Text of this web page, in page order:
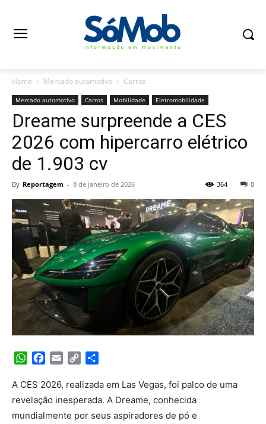
Home Mercado automotivo Carros
Mercado automotivo Carros Mobilidade Eletromobilidade
Dreame surpreende a CES
2026 com hipercarro elétrico
de 1.903 cv
By Reportagem - 8 de janeiro de 2026 0
364
WhatsApp
Facebook
Email Copy
A CES 2026, realizada em Las Vegas, foi palco de uma
revelação inesperada. A Dreame, conhecida
mundialmente por seus aspiradores de pó e